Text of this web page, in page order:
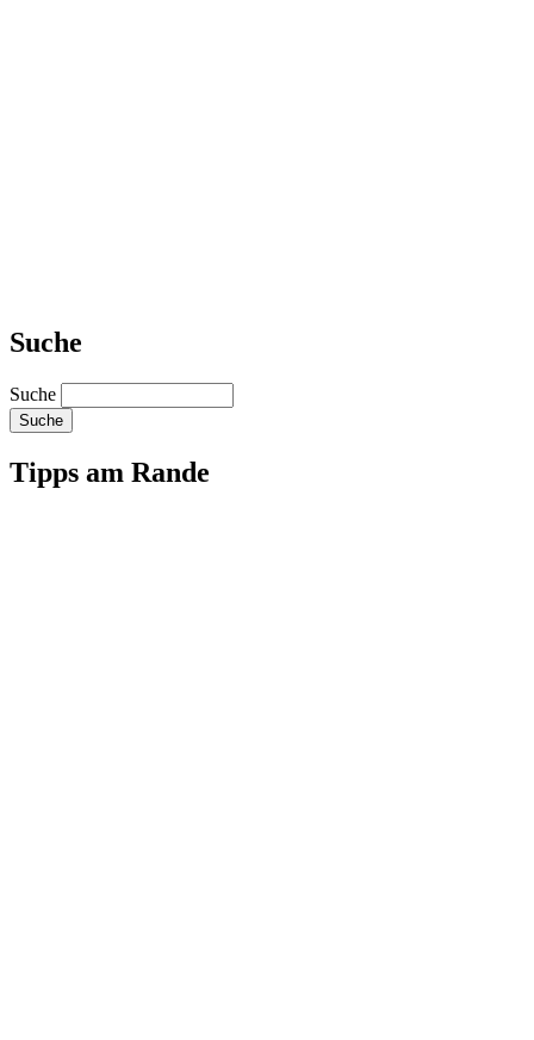
Suche
Suche
Tipps am Rande